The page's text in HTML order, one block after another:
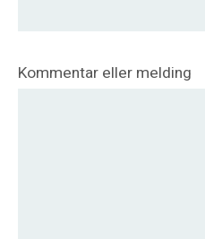
Kommentar eller melding